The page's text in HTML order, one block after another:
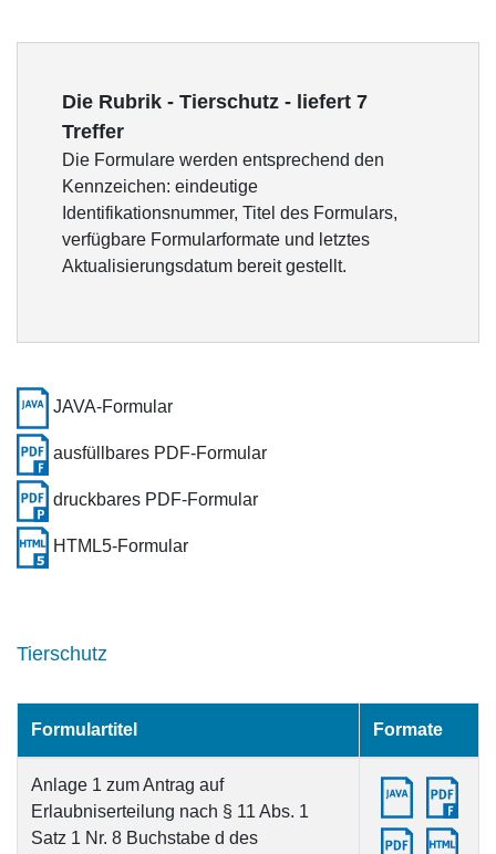
Die Rubrik - Tierschutz - liefert 7
Treffer
Die Formulare werden entsprechend den
Kennzeichen: eindeutige
Identifikationsnummer, Titel des Formulars,
verfügbare Formularformate und letztes
Aktualisierungsdatum bereit gestellt.
JAVA-Formular
ausfüllbares PDF-Formular
druckbares PDF-Formular
HTML5-Formular
Tierschutz
Formulartitel Formate
Anlage 1 zum Antrag auf
Erlaubniserteilung nach § 11 Abs. 1
Satz 1 Nr. 8 Buchstabe d des